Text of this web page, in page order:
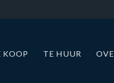
KOOP TE HUUR